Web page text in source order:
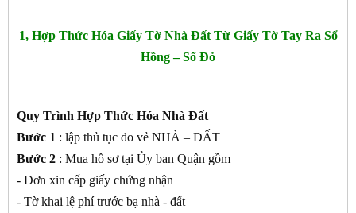
1, Hợp Thức Hóa Giấy Tờ Nhà Đất Từ Giấy Tờ Tay Ra Sổ
Hồng – Sổ Đỏ
Quy Trình Hợp Thức Hóa Nhà Đất
Bước 1 : lập thủ tục đo vẻ NHÀ – ĐẤT
Bước 2 : Mua hồ sơ tại Ủy ban Quận gồm
- Đơn xin cấp giấy chứng nhận
- Tờ khai lệ phí trước bạ nhà - đất